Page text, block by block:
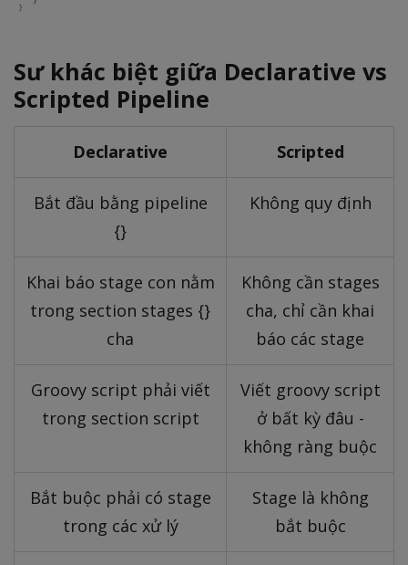
Sư khác biệt giữa Declarative vs
Scripted Pipeline
Declarative Scripted
Bắt đầu bằng pipeline
{}
Không quy định
Khai báo stage con nằm
trong section stages {}
cha
Không cần stages
cha, chỉ cần khai
báo các stage
Groovy script phải viết
trong section script
Viết groovy script
ở bất kỳ đâu -
không ràng buộc
Bắt buộc phải có stage
trong các xử lý
Stage là không
bắt buộc